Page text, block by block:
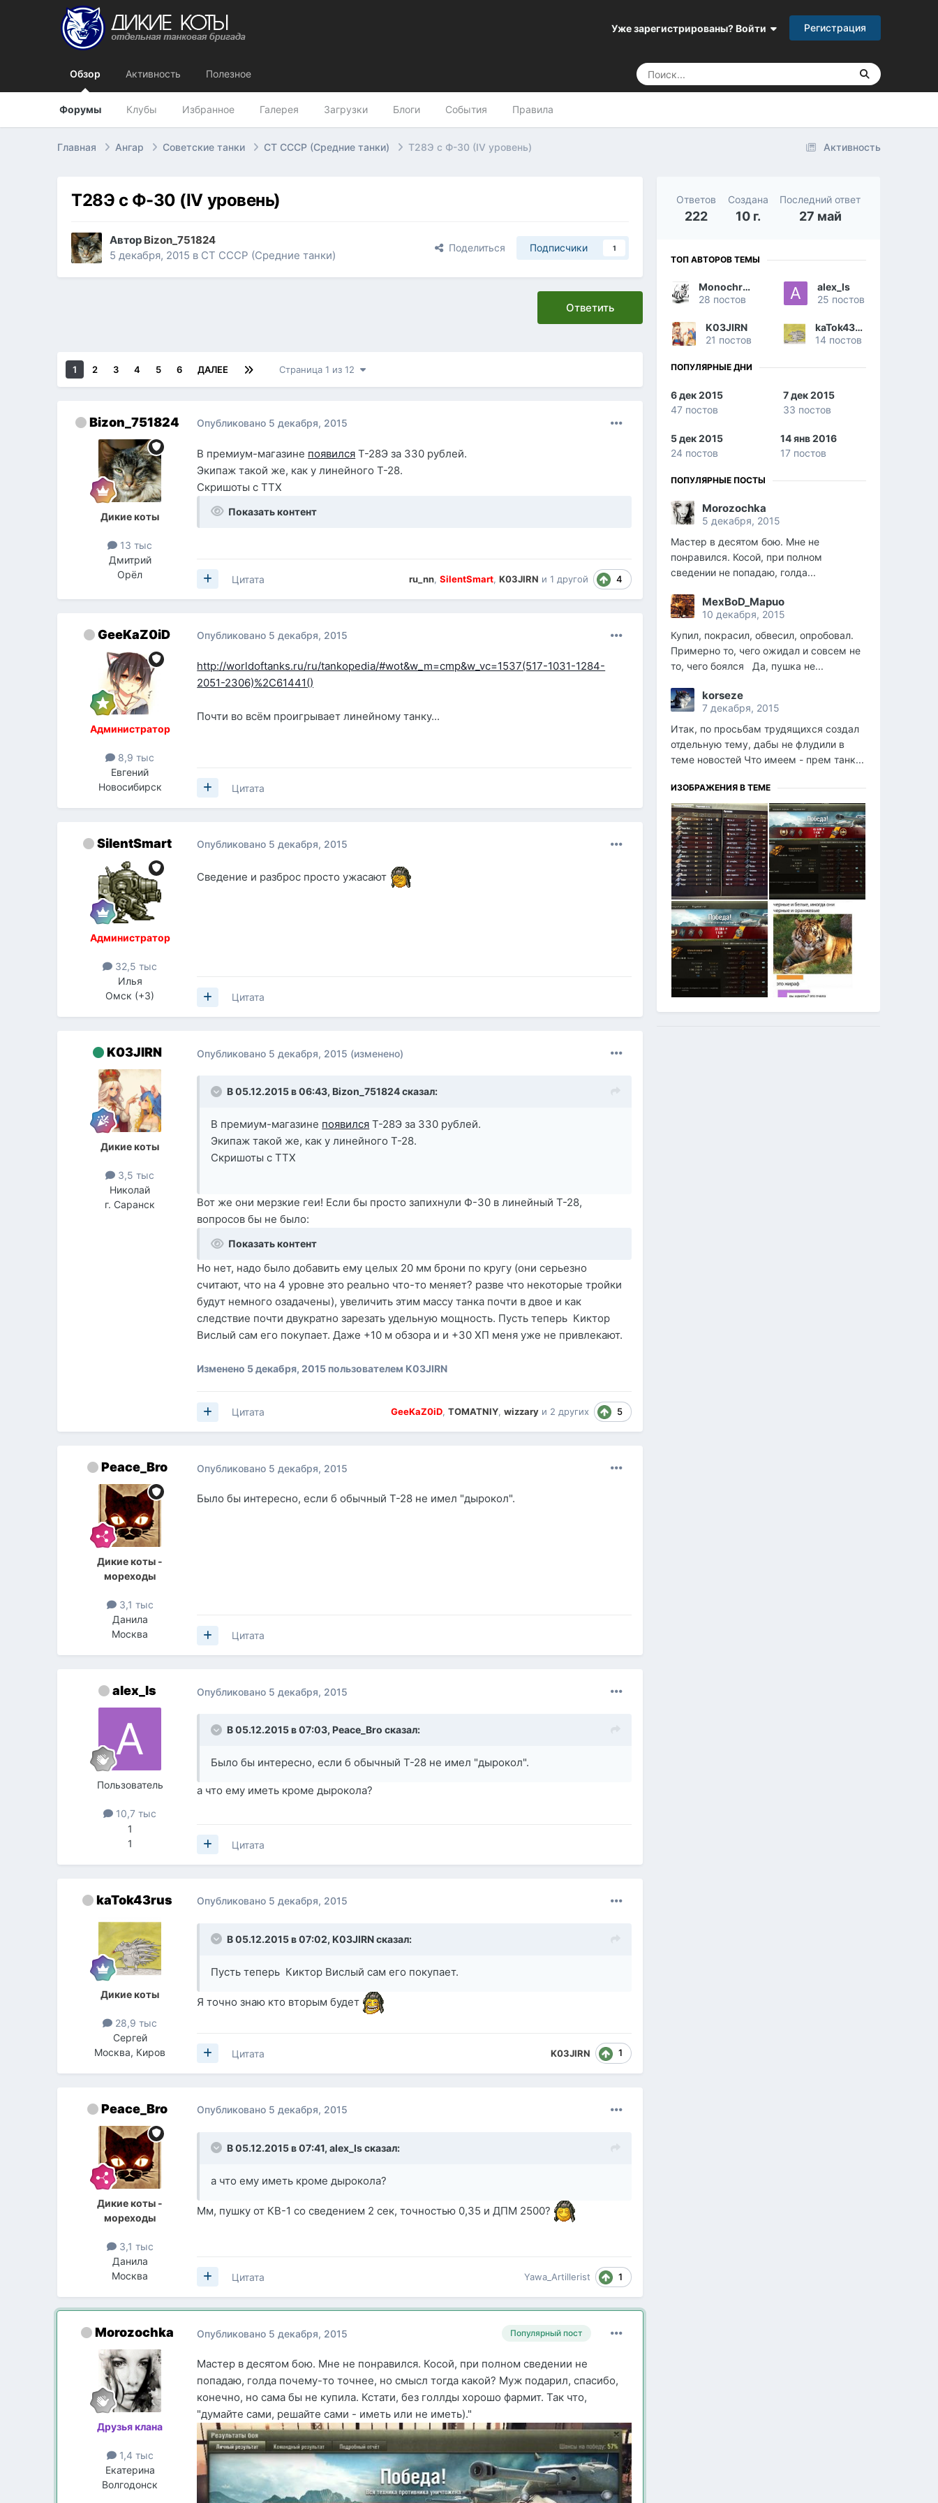
Уже зарегистрированы? Войти Регистрация
Обзор
Форумы Клубы Избранное Галерея Загрузки Блоги События Правила
Активность Полезное
Активность
Главная Ангар Советские танки СТ СССР (Средние танки) Т28Э с Ф-30 (IV уровень)
Т28Э с Ф-30 (IV уровень)
Автор Bizon_751824
5 декабря, 2015 в СТ СССР (Средние танки)
Поделиться Подписчики 1
Ответить
1 2 3 4 5 6 ДАЛЕЕ Страница 1 из 12
Bizon_751824
Дикие коты
13 тыс
Дмитрий
Орёл
Опубликовано 5 декабря, 2015
В премиум-магазине появился Т-28Э за 330 рублей.
Экипаж такой же, как у линейного Т-28.
Скришоты с ТТХ
Показать контент
ru_nn,SilentSmart,K03JIRN и1 другой 4
Цитата
GeeKaZ0iD
Администратор
8,9 тыс
Евгений
Новосибирск
Опубликовано 5 декабря, 2015
http://worldoftanks.ru/ru/tankopedia/#wot&w_m=cmp&w_vc=1537(517-1031-1284-
2051-2306)%2C61441()
Почти во всём проигрывает линейному танку...
Цитата
SilentSmart
Администратор
32,5 тыс
Илья
Омск (+3)
Опубликовано 5 декабря, 2015
Сведение и разброс просто ужасают
Цитата
K03JIRN
Дикие коты
3,5 тыс
Николай
г. Саранск
Опубликовано 5 декабря, 2015 (изменено)
В 05.12.2015 в 06:43, Bizon_751824сказал:
В премиум-магазине появился Т-28Э за 330 рублей.
Экипаж такой же, как у линейного Т-28.
Скришоты с ТТХ
Вот же они мерзкие геи! Если бы просто запихнули Ф-30 в линейный Т-28,
вопросов бы не было:
Показать контент
Но нет, надо было добавить ему целых 20 мм брони по кругу (они серьезно
считают, что на 4 уровне это реально что-то меняет? разве что некоторые тройки
будут немного озадачены), увеличить этим массу танка почти в двое и как
следствие почти двукратно зарезать удельную мощность. Пусть теперь Киктор
Вислый сам его покупает. Даже +10 м обзора и и +30 ХП меня уже не привлекают.
Изменено 5 декабря, 2015 пользователем K03JIRN
GeeKaZ0iD,TOMATNIY,wizzary и 2 других 5
Цитата
Peace_Bro
Дикие коты -
мореходы
3,1 тыс
Данила
Москва
Опубликовано 5 декабря, 2015
Было бы интересно, если б обычный Т-28 не имел "дырокол".
Цитата
alex_ls
Пользователь
10,7 тыс
1
1
Опубликовано 5 декабря, 2015
В 05.12.2015 в 07:03, Peace_Bro сказал:
Было бы интересно, если б обычный Т-28 не имел "дырокол".
а что ему иметь кроме дырокола?
Цитата
kaTok43rus
Дикие коты
28,9 тыс
Сергей
Москва, Киров
Опубликовано 5 декабря, 2015
В 05.12.2015 в 07:02, K03JIRNсказал:
Пусть теперь Киктор Вислый сам его покупает.
Я точно знаю кто вторым будет
K03JIRN 1
Цитата
Peace_Bro
Дикие коты -
мореходы
3,1 тыс
Данила
Москва
Опубликовано 5 декабря, 2015
В 05.12.2015 в 07:41,alex_lsсказал:
а что ему иметь кроме дырокола?
Мм, пушку от КВ-1 со сведением 2 сек, точностью 0,35 и ДПМ 2500?
Yawa_Artillerist 1
Цитата
Morozochka
Друзья клана
1,4 тыс
Екатерина
Волгодонск
Популярный пост
Опубликовано 5 декабря, 2015
Мастер в десятом бою. Мне не понравился. Косой, при полном сведении не
попадаю, голда почему-то точнее, но смысл тогда какой? Муж подарил, спасибо,
конечно, но сама бы не купила. Кстати, без голлды хорошо фармит. Так что,
"думайте сами, решайте сами - иметь или не иметь)."
Ответов
222
Создана
10 г.
Последний ответ
27 май
ТОП АВТОРОВ ТЕМЫ
Monochromicus
28 постов
alex_ls
25 постов
K03JIRN
21 постов
kaTok43rus
14 постов
ПОПУЛЯРНЫЕ ДНИ
6 дек 2015
47 постов
7 дек 2015
33 постов
5 дек 2015
24 постов
14 янв 2016
17 постов
ПОПУЛЯРНЫЕ ПОСТЫ
Morozochka
5 декабря, 2015
Мастер в десятом бою. Мне не
понравился. Косой, при полном
сведении не попадаю, голда...
MexBoD_Mapuo
10 декабря, 2015
Купил, покрасил, обвесил, опробовал.
Примерно то, чего ожидал и совсем не
то, чего боялся Да, пушка не...
korseze
7 декабря, 2015
Итак, по просьбам трудящихся создал
отдельную тему, дабы не флудили в
теме новостей Что имеем - прем танк...
ИЗОБРАЖЕНИЯ В ТЕМЕ